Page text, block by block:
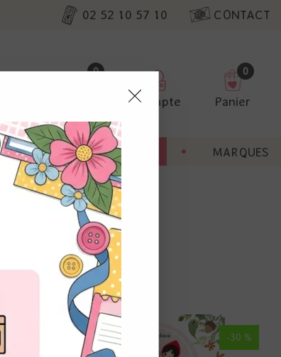
02 52 10 57 10 CONTACT
0
Compte
0
Panier
BONNES AFFAIRES MARQUES
Design studio Asuka.
BONNE AFFAIRE -30 %